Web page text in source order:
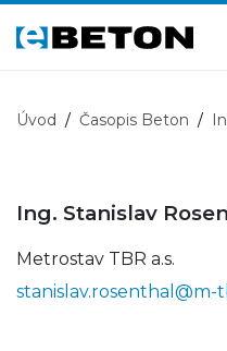
Úvod Časopis Beton
Ing. Stanislav
Metrostav TBR a.s.
stanislav.rosenthal@m-